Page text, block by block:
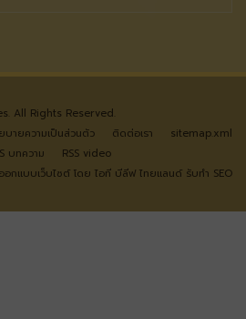
All Rights Reserved.
บายความเป็นส่วนตัว ติดต่อเรา
sitemap.xml
บทความ
RSS video
ออกแบบเว็บไซต์ โดย ไอที บีลีฟ ไทยแลนด์ รับทำ SEO